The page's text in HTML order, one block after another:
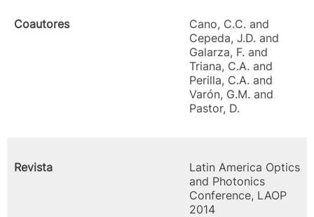
Coautores
Cano, C.C. and
Cepeda, J.D. and
Galarza, F. and
Triana, C.A. and
Perilla, C.A. and
Varón, G.M. and
Pastor, D.
Revista
Latin America Optics
and Photonics
Conference, LAOP
2014